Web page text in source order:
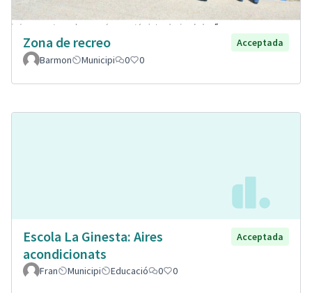
Zona de recreo
Acceptada
Barmon
Municipi 0 0
Escola La Ginesta: Aires
acondicionats
Acceptada
Fran Municipi Educació 0 0